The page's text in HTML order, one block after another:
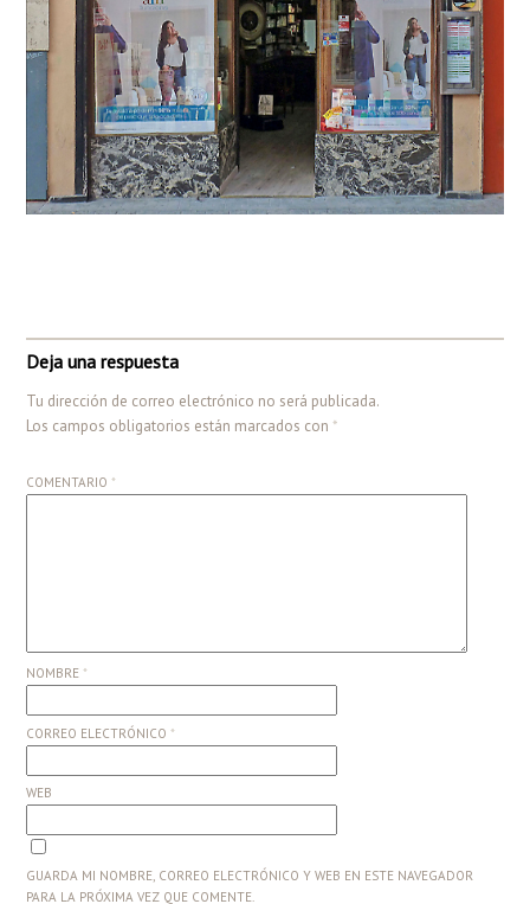
Deja una respuesta
Tu dirección de correo electrónico no será publicada.
Los campos obligatorios están marcados con*
COMENTARIO*
NOMBRE*
CORREO ELECTRÓNICO*
WEB
GUARDA MI NOMBRE, CORREO ELECTRÓNICO Y WEB EN ESTE NAVEGADOR
PARA LA PRÓXIMA VEZ QUE COMENTE.